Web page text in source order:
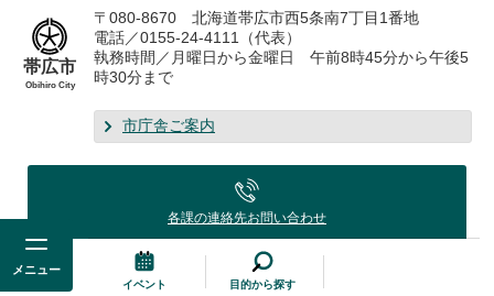
メニュー
イベント 目的から探す
帯広市
Obihiro City
〒080-8670 北海道帯広市西5条南7丁目1番地
電話／0155-24-4111（代表）
執務時間／月曜日から金曜日 午前8時45分から午後5
時30分まで
市庁舎ご案内
各課の連絡先お問い合わせ